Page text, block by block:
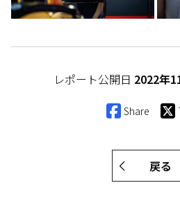
レポート公開日 2022年
Share
戻る